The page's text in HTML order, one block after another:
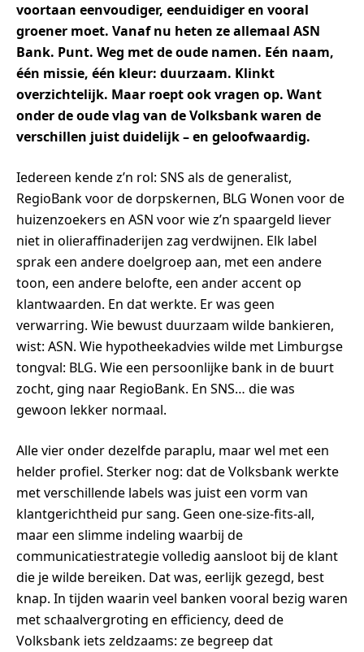
voortaan eenvoudiger, eenduidiger en vooral
groener moet. Vanaf nu heten ze allemaal ASN
Bank. Punt. Weg met de oude namen. Eén naam,
één missie, één kleur: duurzaam. Klinkt
overzichtelijk. Maar roept ook vragen op. Want
onder de oude vlag van de Volksbank waren de
verschillen juist duidelijk – en geloofwaardig.
Iedereen kende z’n rol: SNS als de generalist,
RegioBank voor de dorpskernen, BLG Wonen voor de
huizenzoekers en ASN voor wie z’n spaargeld liever
niet in olieraffinaderijen zag verdwijnen. Elk label
sprak een andere doelgroep aan, met een andere
toon, een andere belofte, een ander accent op
klantwaarden. En dat werkte. Er was geen
verwarring. Wie bewust duurzaam wilde bankieren,
wist: ASN. Wie hypotheekadvies wilde met Limburgse
tongval: BLG. Wie een persoonlijke bank in de buurt
zocht, ging naar RegioBank. En SNS… die was
gewoon lekker normaal.
Alle vier onder dezelfde paraplu, maar wel met een
helder profiel. Sterker nog: dat de Volksbank werkte
met verschillende labels was juist een vorm van
klantgerichtheid pur sang. Geen one-size-fits-all,
maar een slimme indeling waarbij de
communicatiestrategie volledig aansloot bij de klant
die je wilde bereiken. Dat was, eerlijk gezegd, best
knap. In tijden waarin veel banken vooral bezig waren
met schaalvergroting en efficiency, deed de
Volksbank iets zeldzaams: ze begreep dat